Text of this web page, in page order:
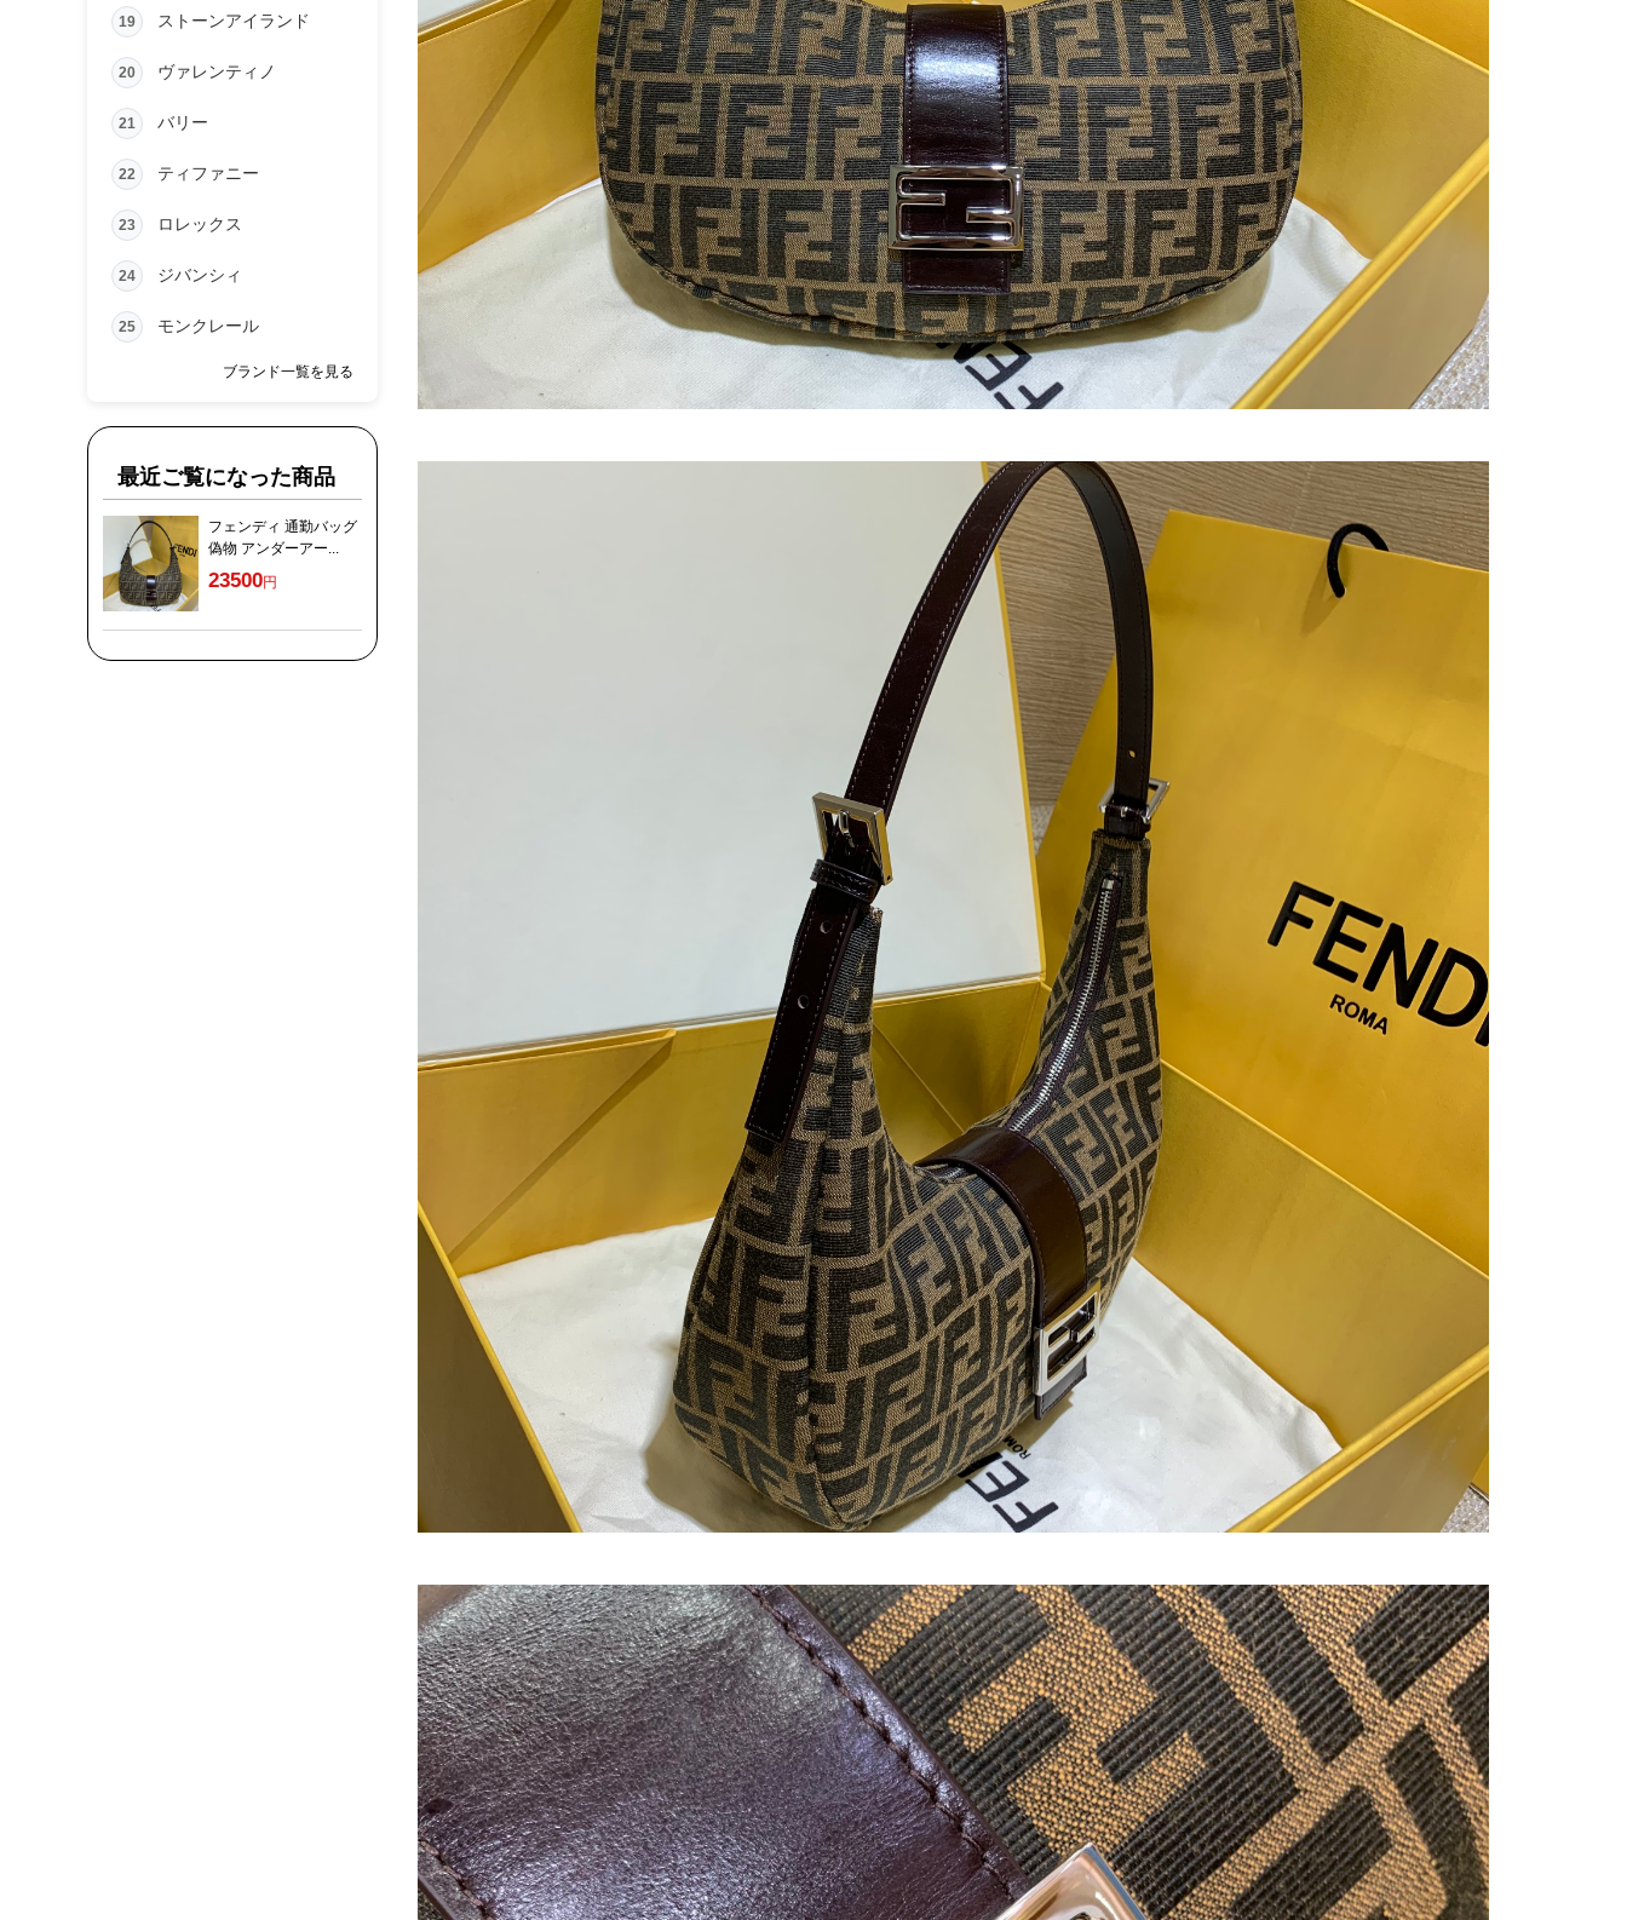
19 ストーンアイランド
20 ヴァレンティノ
21 バリー
22 ティファニー
23 ロレックス
24 ジバンシィ
25 モンクレール
ブランド一覧を見る
最近ご覧になった商品
フェンディ 通勤バッグ
偽物 アンダーアー...
23500円